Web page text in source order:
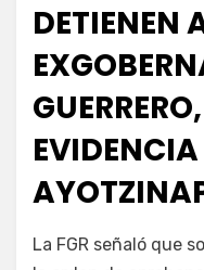
DETIENEN
porFernando Miranda
La FGR señaló que